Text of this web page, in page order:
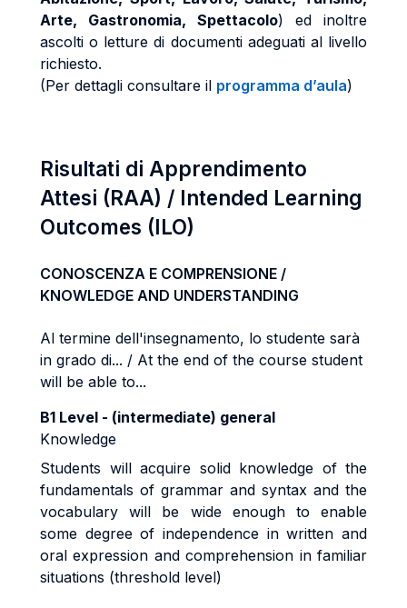
Arte, Gastronomia, Spettacolo) ed inoltre
ascolti o letture di documenti adeguati al livello
richiesto.
(Per dettagli consultare il programma d’aula)
Risultati di Apprendimento
Attesi (RAA) / Intended Learning
Outcomes (ILO)
CONOSCENZA E COMPRENSIONE /
KNOWLEDGE AND UNDERSTANDING
Al termine dell'insegnamento, lo studente sarà
in grado di... / At the end of the course student
will be able to...
B1 Level - (intermediate) general
Knowledge
Students will acquire solid knowledge of the
fundamentals of grammar and syntax and the
vocabulary will be wide enough to enable
some degree of independence in written and
oral expression and comprehension in familiar
situations (threshold level)